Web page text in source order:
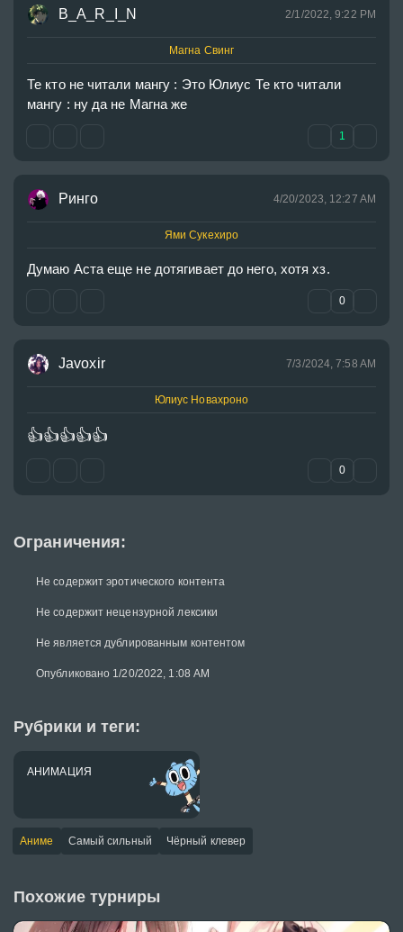
Ограничения:
Не содержит эротического контента
Не содержит нецензурной лексики
Не является дублированным контентом
Опубликовано 1/20/2022, 1:08 AM
Рубрики и теги:
АНИМАЦИЯ
Аниме Самый сильный Чёрный клевер
B_A_R_I_N 2/1/2022, 9:22 PM
Магна Свинг
Те кто не читали мангу : Это Юлиус Те кто читали
мангу : ну да не Магна же
1
Ринго 4/20/2023, 12:27 AM
Ями Сукехиро
Думаю Аста еще не дотягивает до него, хотя хз.
0
Javoxir 7/3/2024, 7:58 AM
Юлиус Новахроно
👍👍👍👍👍
0
Похожие турниры